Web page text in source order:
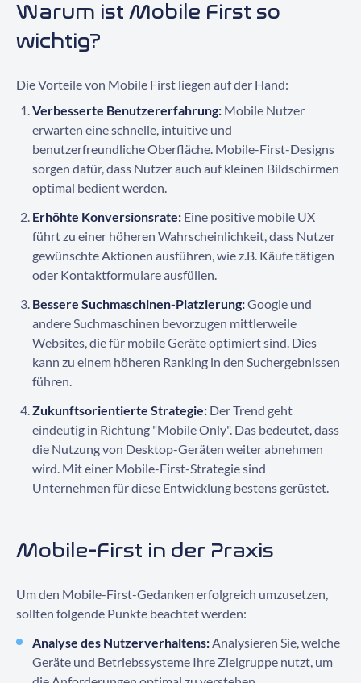
Warum ist Mobile First so
wichtig?
Die Vorteile von Mobile First liegen auf der Hand:
Verbesserte Benutzererfahrung: Mobile Nutzer
erwarten eine schnelle, intuitive und
benutzerfreundliche Oberfläche. Mobile-First-Designs
sorgen dafür, dass Nutzer auch auf kleinen Bildschirmen
optimal bedient werden.
Erhöhte Konversionsrate: Eine positive mobile UX
führt zu einer höheren Wahrscheinlichkeit, dass Nutzer
gewünschte Aktionen ausführen, wie z.B. Käufe tätigen
oder Kontaktformulare ausfüllen.
Bessere Suchmaschinen-Platzierung:Google und
andere Suchmaschinen bevorzugen mittlerweile
Websites, die für mobile Geräte optimiert sind. Dies
kann zu einem höheren Ranking in den Suchergebnissen
führen.
Zukunftsorientierte Strategie: Der Trend geht
eindeutig in Richtung "Mobile Only". Das bedeutet, dass
die Nutzung von Desktop-Geräten weiter abnehmen
wird. Mit einer Mobile-First-Strategie sind
Unternehmen für diese Entwicklung bestens gerüstet.
Mobile-First in der Praxis
Um den Mobile-First-Gedanken erfolgreich umzusetzen,
sollten folgende Punkte beachtet werden:
Analyse des Nutzerverhaltens:Analysieren Sie, welche
Geräte und Betriebssysteme Ihre Zielgruppe nutzt, um